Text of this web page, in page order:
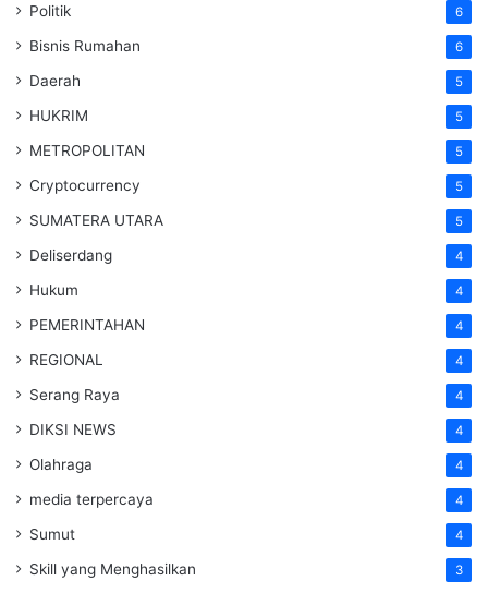
Politik 6
Bisnis Rumahan 6
Daerah 5
HUKRIM 5
METROPOLITAN 5
Cryptocurrency 5
SUMATERA UTARA 5
Deliserdang 4
Hukum 4
PEMERINTAHAN 4
REGIONAL 4
Serang Raya 4
DIKSI NEWS 4
Olahraga 4
media terpercaya 4
Sumut 4
Skill yang Menghasilkan 3